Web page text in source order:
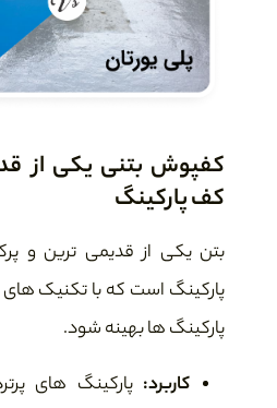
کفپوش بتنی یکی از
کف پارکینگ
بتن یکی از قدیمی ترین و
پارکینگ است که با تکنیک های
پارکینگ ها بهینه شود.
کاربرد: پارکینگ های